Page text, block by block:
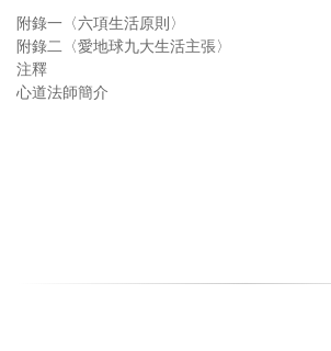
附錄一〈六項生活原則〉
附錄二〈愛地球九大生活主張〉
注釋
心道法師簡介